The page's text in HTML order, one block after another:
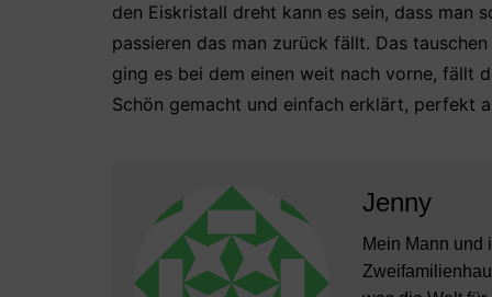
den Eiskristall dreht kann es sein, dass man
passieren das man zurück fällt. Das
ging es bei dem einen weit nach vorne, fällt
Schön gemacht und einfach erklärt, perfekt
Jenny
Mein Mann und